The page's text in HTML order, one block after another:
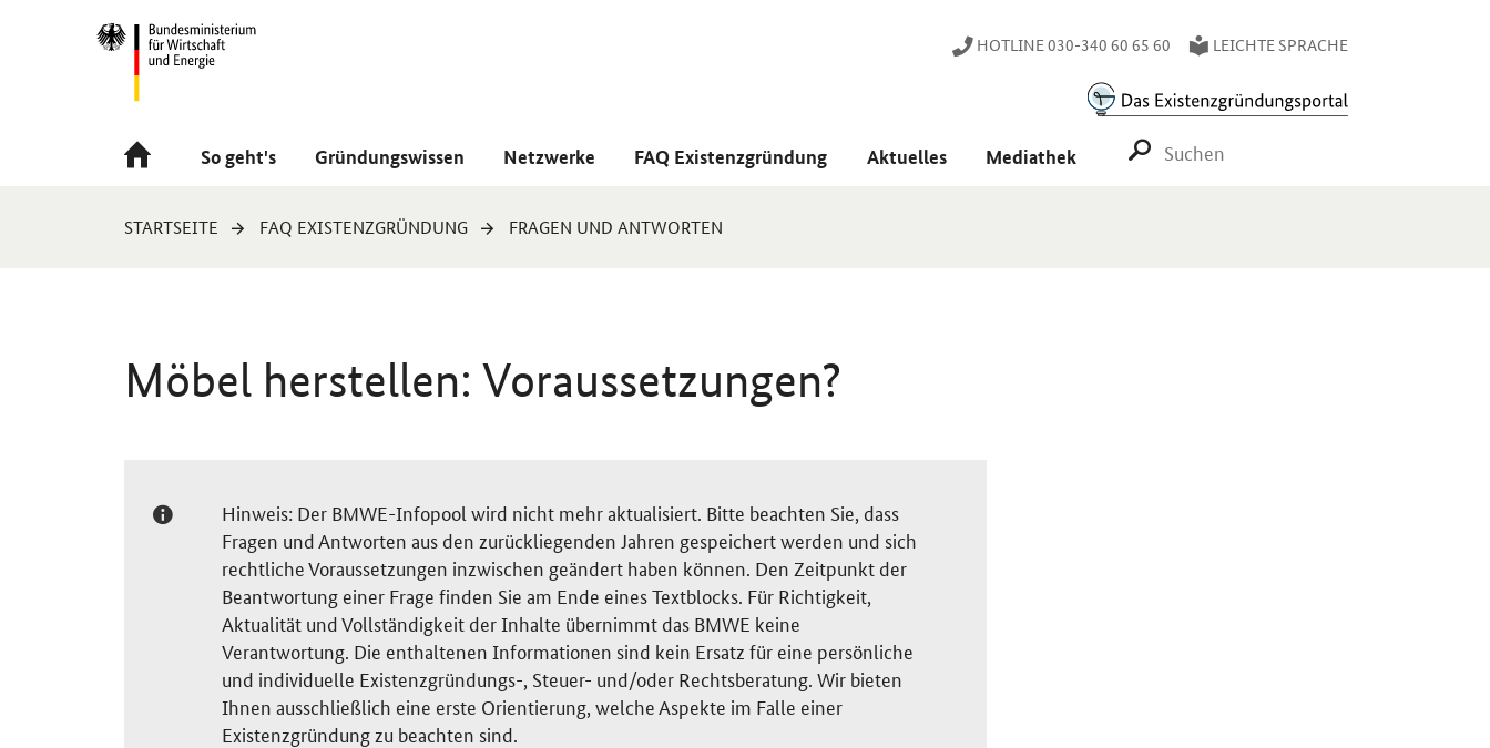
Navigation
Hauptmenü HOTLINE 030-340 60 65 60 LEICHTE SPRACHE
So geht's Gründungswissen Netzwerke FAQ Existenzgründung Aktuelles Mediathek SUCHE STARTEN
Sie
STARTSEITE FAQ EXISTENZGRÜNDUNG FRAGEN UND ANTWORTEN
Möbel herstellen: Voraussetzungen?
Hinweis: Der BMWE-Infopool wird nicht mehr aktualisiert. Bitte beachten Sie, dass
Fragen und Antworten aus den zurückliegenden Jahren gespeichert werden und sich
rechtliche Voraussetzungen inzwischen geändert haben können. Den Zeitpunkt der
Beantwortung einer Frage finden Sie am Ende eines Textblocks. Für Richtigkeit,
Aktualität und Vollständigkeit der Inhalte übernimmt das BMWE keine
Verantwortung. Die enthaltenen Informationen sind kein Ersatz für eine persönliche
und individuelle Existenzgründungs-, Steuer- und/oder Rechtsberatung. Wir bieten
Ihnen ausschließlich eine erste Orientierung, welche Aspekte im Falle einer
Existenzgründung zu beachten sind.